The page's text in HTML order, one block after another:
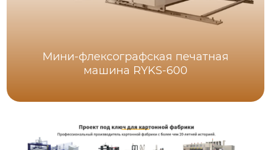
Мини-флексографская печатная
машина RYKS-600